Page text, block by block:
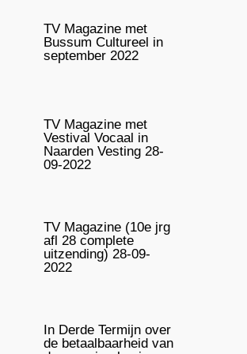
TV Magazine met
Bussum Cultureel in
september 2022
TV Magazine met
Vestival Vocaal in
Naarden Vesting 28-
09-2022
TV Magazine (10e jrg
afl 28 complete
uitzending) 28-09-
2022
In Derde Termijn over
de betaalbaarheid van